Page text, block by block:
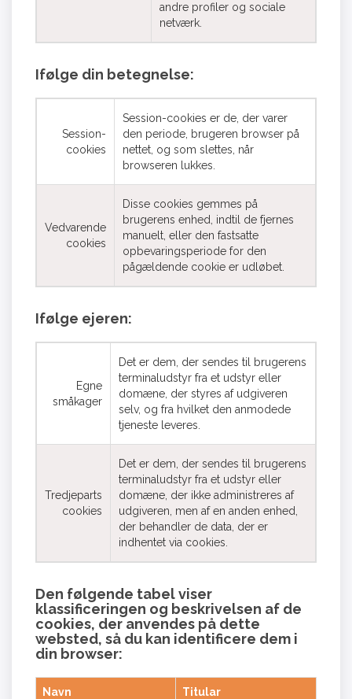
andre profiler og sociale
netværk.
Ifølge din betegnelse:
Session-
cookies
Session-cookies er de, der varer
den periode, brugeren browser på
nettet, og som slettes, når
browseren lukkes.
Vedvarende
cookies
Disse cookies gemmes på
brugerens enhed, indtil de fjernes
manuelt, eller den fastsatte
opbevaringsperiode for den
pågældende cookie er udløbet.
Ifølge ejeren:
Egne
småkager
Det er dem, der sendes til brugerens
terminaludstyr fra et udstyr eller
domæne, der styres af udgiveren
selv, og fra hvilket den anmodede
tjeneste leveres.
Tredjeparts
cookies
Det er dem, der sendes til brugerens
terminaludstyr fra et udstyr eller
domæne, der ikke administreres af
udgiveren, men af en anden enhed,
der behandler de data, der er
indhentet via cookies.
Den følgende tabel viser
klassificeringen og beskrivelsen af de
cookies, der anvendes på dette
websted, så du kan identificere dem i
din browser:
Navn Titular